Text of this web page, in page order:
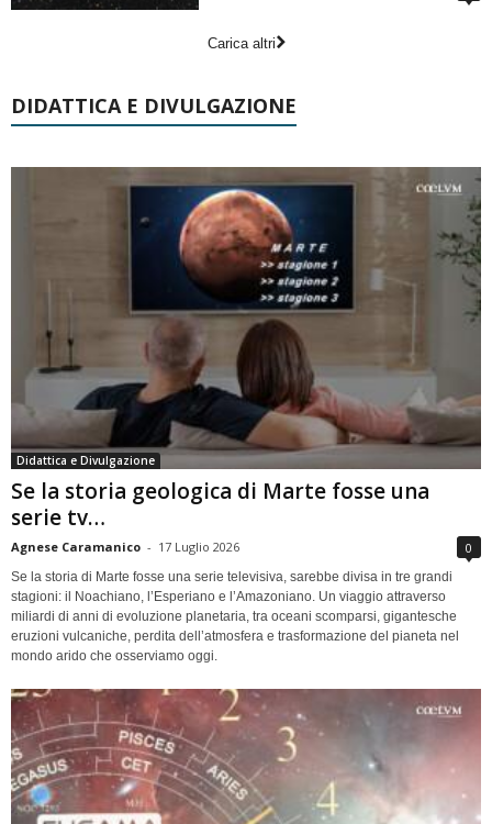
Carica altri
DIDATTICA E DIVULGAZIONE
Didattica e Divulgazione
Se la storia geologica di Marte fosse una
serie tv…
Agnese Caramanico - 17 Luglio 2026 0
Se la storia di Marte fosse una serie televisiva, sarebbe divisa in tre grandi
stagioni: il Noachiano, l’Esperiano e l’Amazoniano. Un viaggio attraverso
miliardi di anni di evoluzione planetaria, tra oceani scomparsi, gigantesche
eruzioni vulcaniche, perdita dell’atmosfera e trasformazione del pianeta nel
mondo arido che osserviamo oggi.